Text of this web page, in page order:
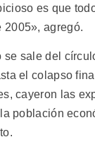
es que
2005», agregó.
se sale del
el colapso
cayeron las
población